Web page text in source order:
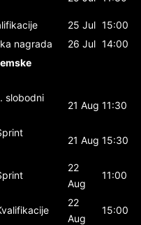
25 Jul 15:00
nagrada 26 Jul 14:00
slobodni
21 Aug 11:30
21 Aug 15:30
22
Aug
11:00
22
Aug
15:00